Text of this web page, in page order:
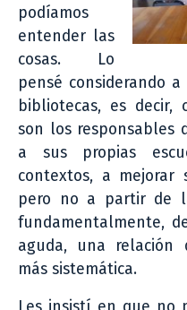
podíamos
entender las
cosas. Lo
pensé considerando
bibliotecas, es decir,
son los responsables
a sus propias
contextos, a mejorar
pero no a partir de
fundamentalmente,
aguda, una relación
más sistemática.